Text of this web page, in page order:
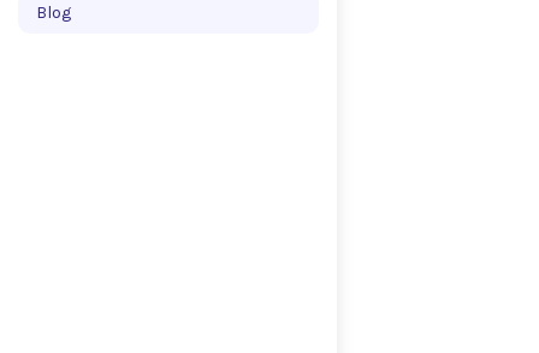
Blog